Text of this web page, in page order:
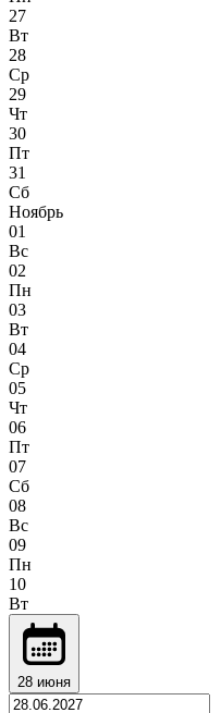
27
Вт
28
Ср
29
Чт
30
Пт
31
Сб
Ноябрь
01
Вс
02
Пн
03
Вт
04
Ср
05
Чт
06
Пт
07
Сб
08
Вс
09
Пн
10
Вт
28 июня